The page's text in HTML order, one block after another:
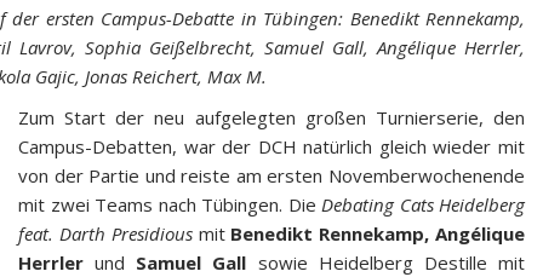
der ersten Campus-Debatte in Tübingen: Benedikt Rennekamp,
Lavrov, Sophia Geißelbrecht, Samuel Gall, Angélique Herrler,
Gajic, Jonas Reichert, Max M.
Zum Start der neu aufgelegten großen Turnierserie, den
Campus-Debatten, war der DCH natürlich gleich wieder mit
von der Partie und reiste am ersten Novemberwochenende
mit zwei Teams nach Tübingen. Die Debating Cats Heidelberg
feat. Darth Presidiousmit Benedikt Rennekamp, Angélique
Herrler und Samuel Gall sowie Heidelberg Destille mit